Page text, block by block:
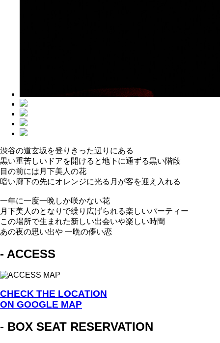
渋谷の道玄坂を登りきった辺りにある
黒い重苦しいドアを開けると地下に通ずる黒い階段
目の前には月下美人の花
暗い廊下の先にオレンジに光る月が客を迎え入れる
一年に一度一晩しか咲かない花
月下美人のとなりで繰り広げられる楽しいパーティー
この場所で生まれた新しい出会いや楽しい時間
あの夜の思い出や 一晩の儚い恋
- ACCESS
CHECK THE LOCATION
ON GOOGLE MAP
- BOX SEAT RESERVATION